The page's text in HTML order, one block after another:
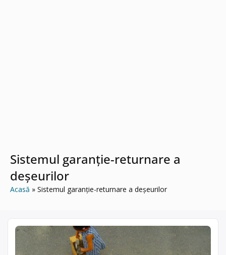
Sistemul garanție-returnare a
deșeurilor
Acasă Sistemul garanție-returnare a deșeurilor